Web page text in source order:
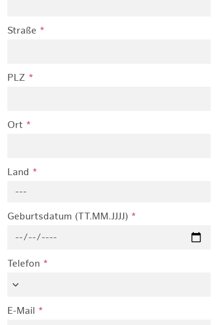
Straße *
PLZ *
Ort *
Land *
---
Geburtsdatum (TT.MM.JJJJ) *
Telefon *
E-Mail *